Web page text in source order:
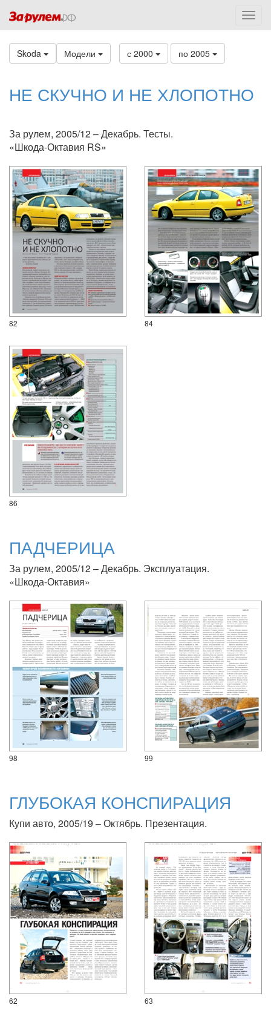
Skoda Модели с 2000 по 2005
НЕ СКУЧНО И НЕ ХЛОПОТНО
За рулем, 2005/12 – Декабрь. Тесты.
«Шкода-Октавия RS»
82 84
86
ПАДЧЕРИЦА
За рулем, 2005/12 – Декабрь. Эксплуатация.
«Шкода-Октавия»
98 99
ГЛУБОКАЯ КОНСПИРАЦИЯ
Купи авто, 2005/19 – Октябрь. Презентация.
62 63